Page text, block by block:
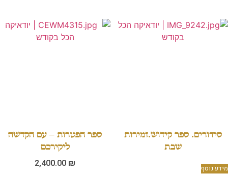
סידורים. ספר קידוש.זמירות
שבת
מידע נוסף
ספר הפטרות – עם הקדשה
ליקירכם
2,400.00 ₪